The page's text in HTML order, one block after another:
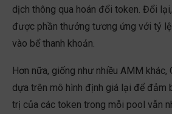
dịch thông qua hoán đổi token. Đổi
được phần thưởng tương ứng với tỷ
vào bể thanh khoản.
Hơn nữa, giống như nhiều AMM
dựa trên mô hình định giá lại để đảm
trị của các token trong mỗi pool vẫn